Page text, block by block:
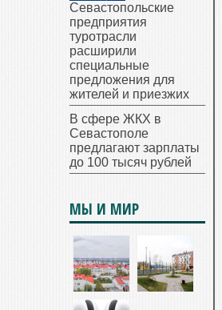
Севастопольские
предприятия
туротрасли
расширили
специальные
предложения для
жителей и приезжих
В сфере ЖКХ в
Севастополе
предлагают зарплаты
до 100 тысяч рублей
МЫ И МИР